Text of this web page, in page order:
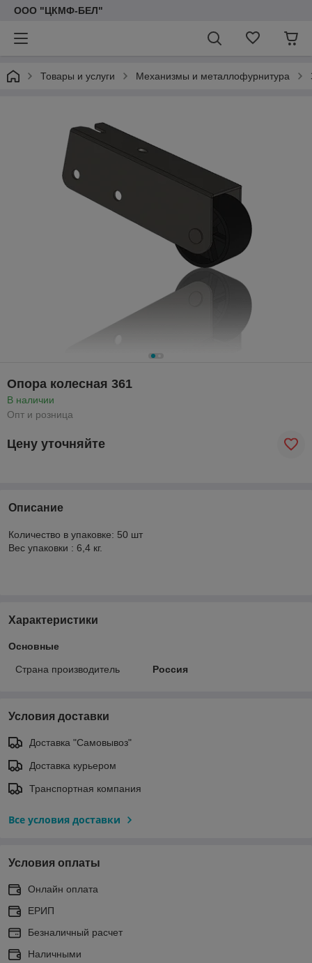
ООО "ЦКМФ-БЕЛ"
Товары и услуги Механизмы и металлофурнитура
Опора колесная 361
В наличии
Опт и розница
Цену уточняйте
Описание
Количество в упаковке: 50 шт
Вес упаковки : 6,4 кг.
Характеристики
Основные
Страна производитель Россия
Условия доставки
Доставка "Самовывоз"
Доставка курьером
Транспортная компания
Все условия доставки
Условия оплаты
Онлайн оплата
ЕРИП
Безналичный расчет
Наличными